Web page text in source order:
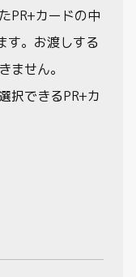
PR+カードの中
す。お渡しする
ません。
択できるPR+カ